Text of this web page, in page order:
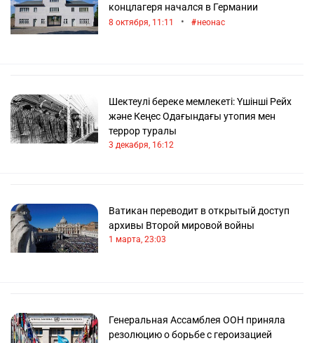
концлагеря начался в Германии
8 октября, 11:11 • неонас
Шектеулі береке мемлекеті: Үшінші Рейх
және Кеңес Одағындағы утопия мен
террор туралы
3 декабря, 16:12
Ватикан переводит в открытый доступ
архивы Второй мировой войны
1 марта, 23:03
Генеральная Ассамблея ООН приняла
резолюцию о борьбе с героизацией